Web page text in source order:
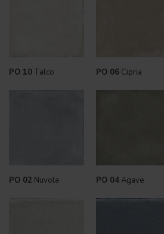
PO 10 Talco PO 06Cipria
PO 02 Nuvola PO 04Agave